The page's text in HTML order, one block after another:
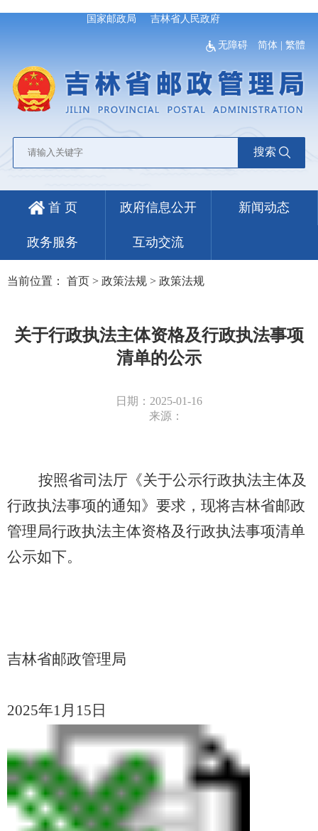
国家邮政局 吉林省人民政府
无障碍 简体 |繁體
搜索
首 页 政府信息公开 新闻动态
政务服务 互动交流
当前位置： 首页 > 政策法规 > 政策法规
关于行政执法主体资格及行政执法事项
清单的公示
日期：2025-01-16
来源：
按照省司法厅《关于公示行政执法主体及
行政执法事项的通知》 要求，现将吉林省邮政
管理局行政执法主体资格及行政执法事项清单
公示如下。
吉林省邮政管理局
2025年1月15日